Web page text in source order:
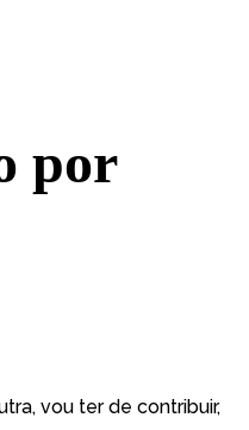
por
vou ter de contribuir,